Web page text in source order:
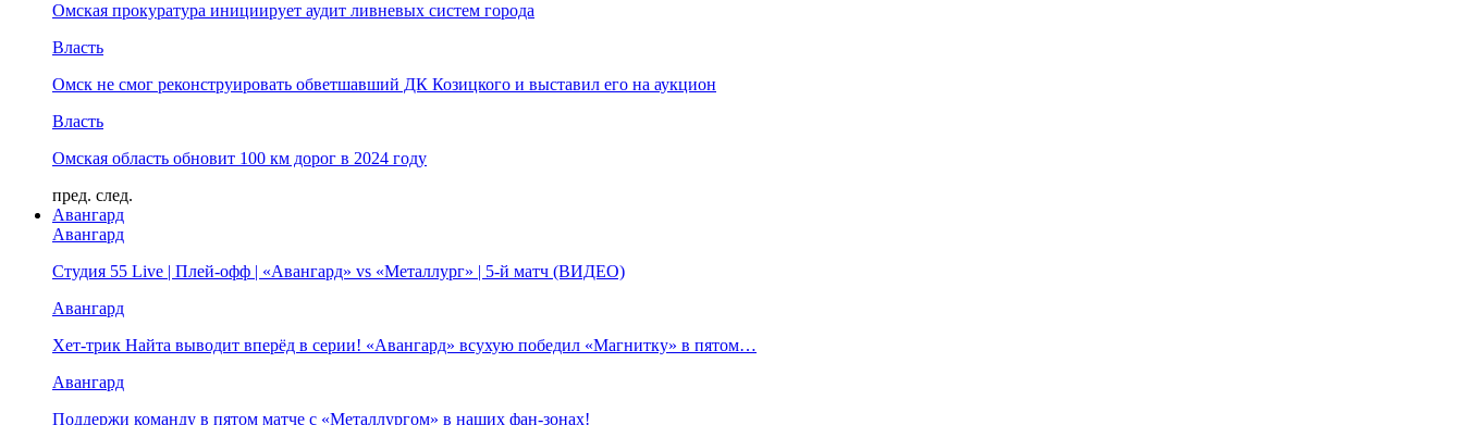
Омская прокуратура инициирует аудит ливневых систем города
Власть
Омск не смог реконструировать обветшавший ДК Козицкого и выставил его на аукцион
Власть
Омская область обновит 100 км дорог в 2024 году
пред. след.
Авангард
Авангард
Студия 55 Live | Плей-офф | «Авангард» vs «Металлург» | 5-й матч (ВИДЕО)
Авангард
Хет-трик Найта выводит вперёд в серии! «Авангард» всухую победил «Магнитку» в пятом…
Авангард
Поддержи команду в пятом матче с «Металлургом» в наших фан-зонах!